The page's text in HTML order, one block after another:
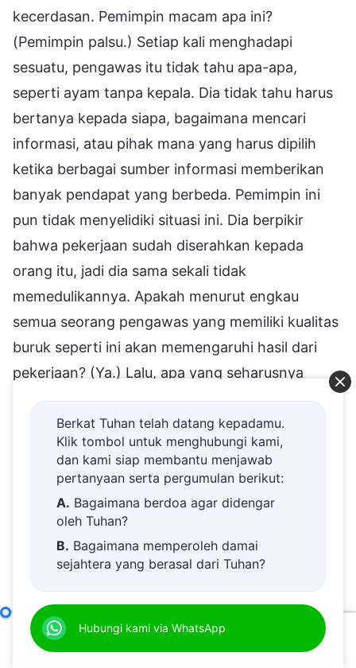
kecerdasan. Pemimpin macam apa ini?
(Pemimpin palsu.) Setiap kali menghadapi
sesuatu, pengawas itu tidak tahu apa-apa,
seperti ayam tanpa kepala. Dia tidak tahu harus
bertanya kepada siapa, bagaimana mencari
informasi, atau pihak mana yang harus dipilih
ketika berbagai sumber informasi memberikan
banyak pendapat yang berbeda. Pemimpin ini
pun tidak menyelidiki situasi ini. Dia berpikir
bahwa pekerjaan sudah diserahkan kepada
orang itu, jadi dia sama sekali tidak
memedulikannya. Apakah menurut engkau
semua seorang pengawas yang memiliki kualitas
buruk seperti ini akan memengaruhi hasil dari
pekerjaan? (Ya.) Lalu, apa yang seharusnya
masalah ini? Dengan menyelidikinya dan
menanyakan secara tidak langsung, melalui
peristiwa-peristiwa yang terjadi di sekitarnya,
serta melalui penanaman musim itu, dia
seharusnya menyadari bahwa pengawas itu
memiliki kualitas yang sangat buruk dan tidak
mampu melakukan apa pun. Bahkan, setelah
bertahun-tahun bertani, dia tidak bisa
menyimpulkan pengalaman apa pun—pada saat
itu, dia bahkan tidak yakin tentang cara
Berkat Tuhan telah datang kepadamu.
Klik tombol untuk menghubungi kami,
dan kami siap membantu menjawab
pertanyaan serta pergumulan berikut:
A. Bagaimana berdoa agar didengar
oleh Tuhan?
B. Bagaimana memperoleh damai
sejahtera yang berasal dari Tuhan?
D.
dekat kepada Tuhan.
E.Bagaimana menyambut kedatangan
Hubungi kami via WhatsApp
Pasal